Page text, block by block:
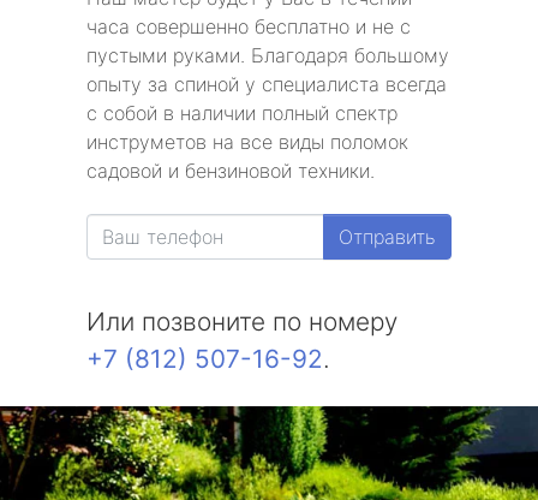
часа совершенно бесплатно и не с
пустыми руками. Благодаря большому
опыту за спиной у специалиста всегда
с собой в наличии полный спектр
инструметов на все виды поломок
садовой и бензиновой техники.
Отправить
Или позвоните по номеру
+7 (812) 507-16-92.